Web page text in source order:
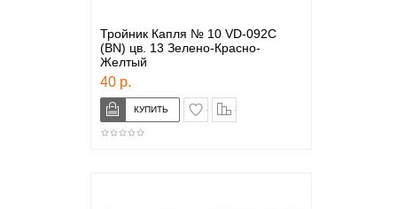
Тройник Капля № 10 VD-092C
(BN) цв. 13 Зелено-Красно-
Желтый
40 р.
в закладки